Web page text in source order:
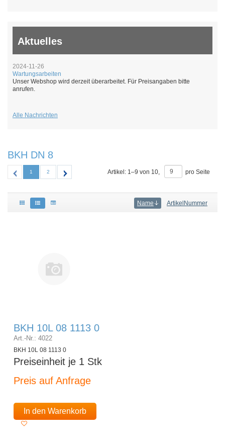
Aktuelles
2024-11-26
Wartungsarbeiten
Unser Webshop wird derzeit überarbeitet. Für Preisangaben bitte
anrufen.
Alle Nachrichten
BKH DN 8
1 2 Artikel: 1–9 von 10, pro Seite
Name ArtikelNummer
BKH 10L 08 1113 0
Art.-Nr.: 4022
BKH 10L 08 1113 0
Preiseinheit je 1 Stk
Preis auf Anfrage
In den Warenkorb